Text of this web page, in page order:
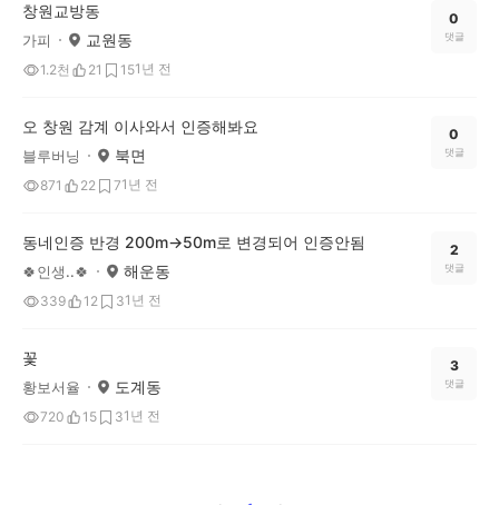
창원교방동
가피 교원동
1.2천 21 151년 전
0
댓글
오 창원 감계 이사와서 인증해봐요
블루버닝 북면
871 22 71년 전
0
댓글
동네인증 반경 200m->50m로 변경되어 인증안됨
🍀인생..🍀 해운동
339 12 31년 전
2
댓글
꽃
황보서율 도계동
720 15 31년 전
3
댓글